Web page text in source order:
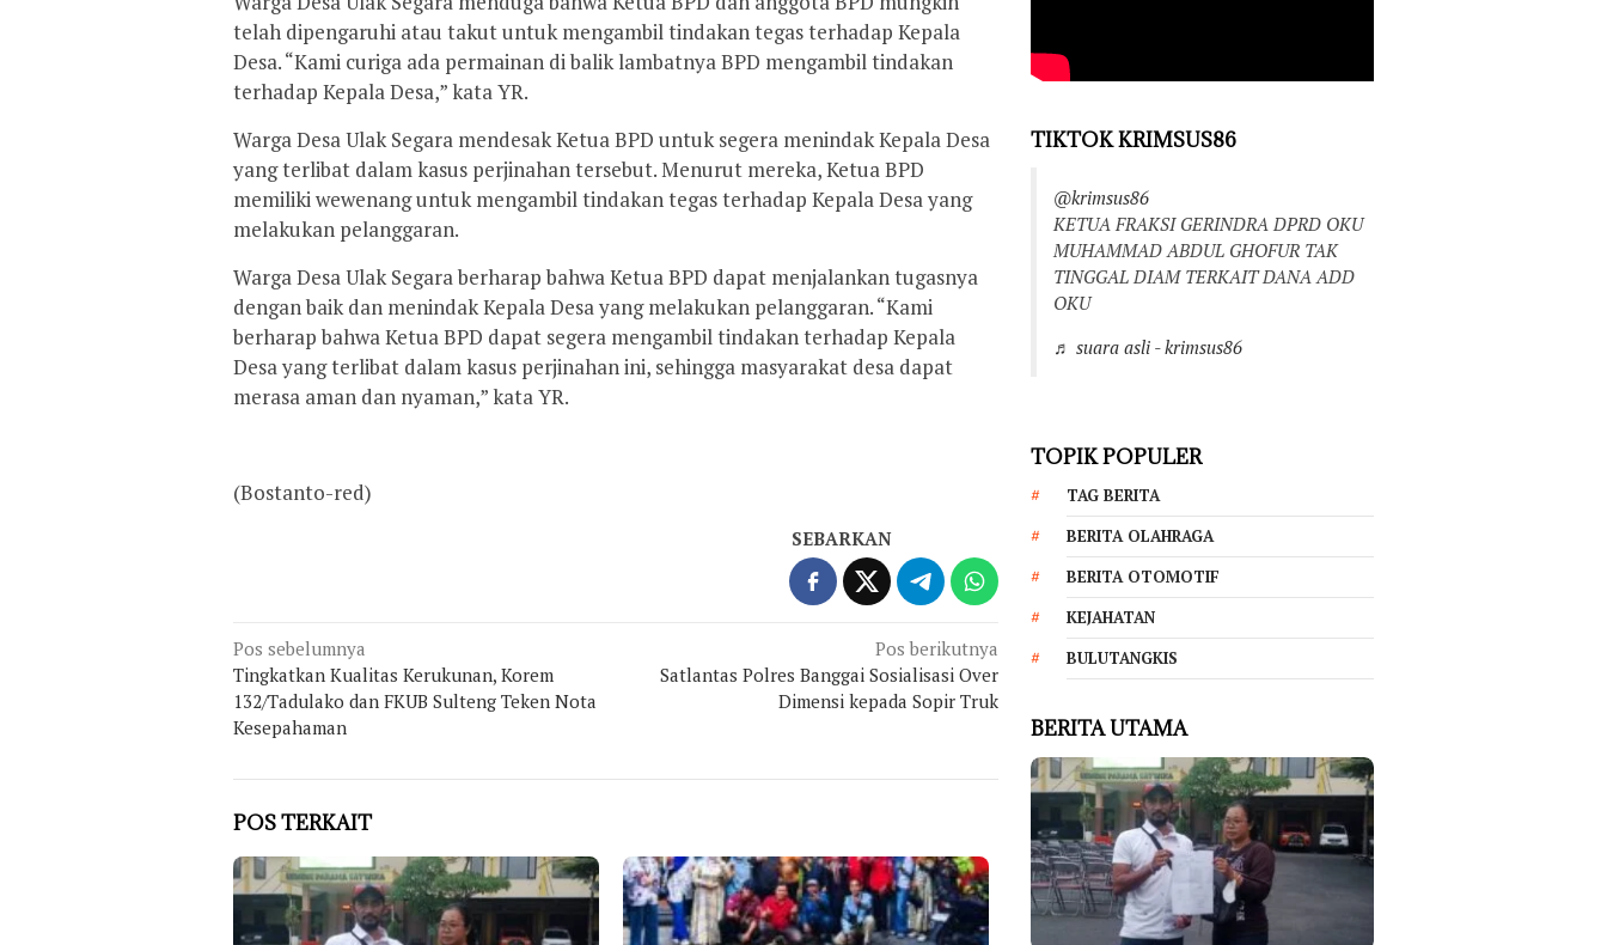
telah dipengaruhi atau takut untuk mengambil tindakan tegas terhadap Kepala
Desa. “Kami curiga ada permainan di balik lambatnya BPD mengambil tindakan
terhadap Kepala Desa,” kata YR.
Warga Desa Ulak Segara mendesak Ketua BPD untuk segera menindak Kepala Desa
yang terlibat dalam kasus perjinahan tersebut. Menurut mereka, Ketua BPD
memiliki wewenang untuk mengambil tindakan tegas terhadap Kepala Desa yang
melakukan pelanggaran.
Warga Desa Ulak Segara berharap bahwa Ketua BPD dapat menjalankan tugasnya
dengan baik dan menindak Kepala Desa yang melakukan pelanggaran. “Kami
berharap bahwa Ketua BPD dapat segera mengambil tindakan terhadap Kepala
Desa yang terlibat dalam kasus perjinahan ini, sehingga masyarakat desa dapat
merasa aman dan nyaman,” kata YR.
(Bostanto-red)
SEBARKAN
Navigasi
pos
Pos sebelumnya
Tingkatkan Kualitas Kerukunan, Korem
132/Tadulako dan FKUB Sulteng Teken Nota
Kesepahaman
Pos berikutnya
Satlantas Polres Banggai Sosialisasi Over
Dimensi kepada Sopir Truk
POS TERKAIT
TIKTOK KRIMSUS86
@krimsus86
KETUA FRAKSI GERINDRA DPRD OKU
MUHAMMAD ABDUL GHOFUR TAK
TINGGAL DIAM TERKAIT DANA ADD
OKU
♬ suara asli - krimsus86
TOPIK POPULER
TAG BERITA
BERITA OLAHRAGA
BERITA OTOMOTIF
KEJAHATAN
BULUTANGKIS
BERITA UTAMA